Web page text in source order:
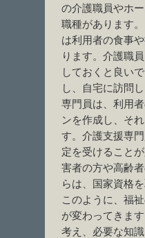
の介護職員やホ
職種があります
は利用者の食事
ります。介護職
しておくと良い
し、自宅に訪問
専門員は、利用
ンを作成し、そ
す。介護支援専
定を受けること
害者の方や高齢
らは、国家資格
このように、福
が変わってきま
考え、必要な知